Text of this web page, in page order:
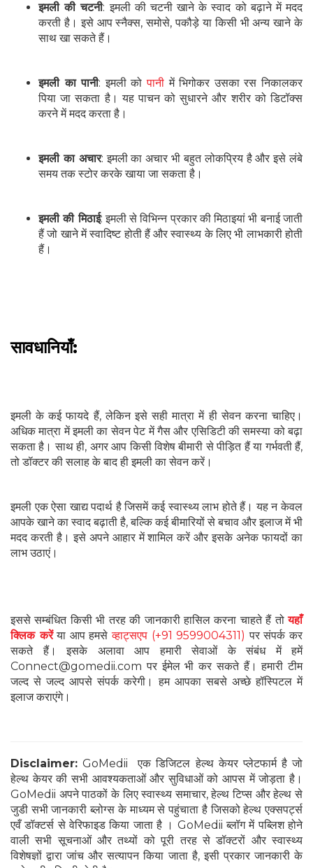
इमली की चटनी: इमली की चटनी खाने के स्वाद को बढ़ाने में मदद
करती है। इसे आप स्नैक्स, समोसे, पकौड़े या किसी भी अन्य खाने के
साथ खा सकते हैं।
इमली का पानी: इमली कोपानी में भिगोकर उसका रस निकालकर
पिया जा सकता है। यह पाचन को सुधारने और शरीर को डिटॉक्स
करने में मदद करता है।
इमली का अचार: इमली का अचार भी बहुत लोकप्रिय है और इसे लंबे
समय तक स्टोर करके खाया जा सकता है।
इमली की मिठाई: इमली से विभिन्न प्रकार की मिठाइयां भी बनाई जाती
हैं जो खाने में स्वादिष्ट होती हैं और स्वास्थ्य के लिए भी लाभकारी होती
हैं।
सावधानियाँ:
इमली के कई फायदे हैं, लेकिन इसे सही मात्रा में ही सेवन करना चाहिए।
अधिक मात्रा में इमली का सेवन पेट में गैस और एसिडिटी की समस्या को बढ़ा
सकता है। साथ ही, अगर आप किसी विशेष बीमारी से पीड़ित हैं या गर्भवती हैं,
तो डॉक्टर की सलाह के बाद ही इमली का सेवन करें।
इमली एक ऐसा खाद्य पदार्थ है जिसमें कई स्वास्थ्य लाभ होते हैं। यह न केवल
आपके खाने का स्वाद बढ़ाती है, बल्कि कई बीमारियों से बचाव और इलाज में भी
मदद करती है। इसे अपने आहार में शामिल करें और इसके अनेक फायदों का
लाभ उठाएं।
इससे सम्बंधित किसी भी तरह की जानकारी हासिल करना चाहते हैं तो यहाँ
क्लिक करेंया आप हमसेव्हाट्सएप (+91 9599004311) पर संपर्क कर
सकते हैं। इसके अलावा आप हमारी सेवाओं के संबंध में हमें
Connect@gomedii.com पर ईमेल भी कर सकते हैं। हमारी टीम
जल्द से जल्द आपसे संपर्क करेगी। हम आपका सबसे अच्छे हॉस्पिटल में
इलाज कराएंगे।
Disclaimer: GoMedii एक डिजिटल हेल्थ केयर प्लेटफार्म है जो
हेल्थ केयर की सभी आवश्यकताओं और सुविधाओं को आपस में जोड़ता है।
GoMedii अपने पाठकों के लिए स्वास्थ्य समाचार, हेल्थ टिप्स और हेल्थ से
जुडी सभी जानकारी ब्लोग्स के माध्यम से पहुंचाता है जिसको हेल्थ एक्सपर्ट्स
एवँ डॉक्टर्स से वेरिफाइड किया जाता है । GoMedii ब्लॉग में पब्लिश होने
वाली सभी सूचनाओं और तथ्यों को पूरी तरह से डॉक्टरों और स्वास्थ्य
विशेषज्ञों द्वारा जांच और सत्यापन किया जाता है, इसी प्रकार जानकारी के